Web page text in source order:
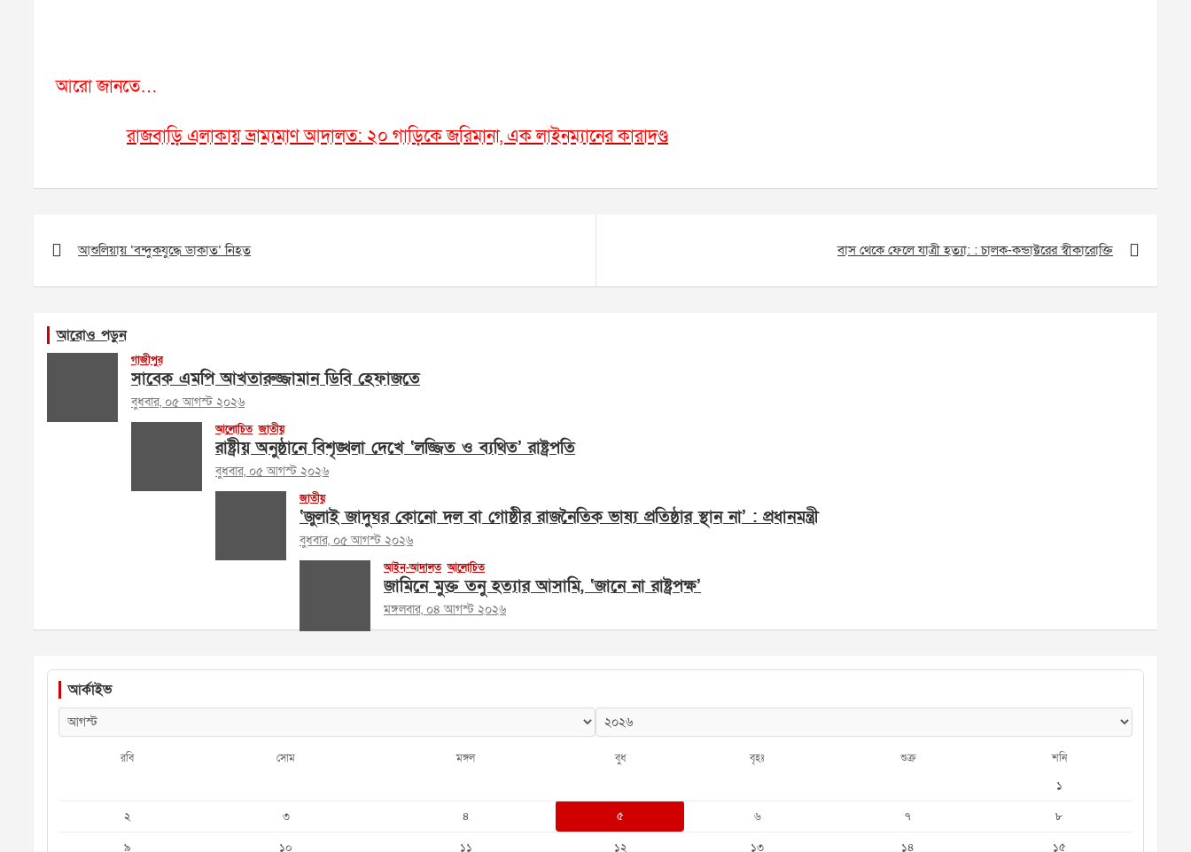
আরো জানতে…
রাজবাড়ি এলাকায় ভ্রাম্যমাণ আদালত: ২০ গাড়িকে জরিমানা, এক লাইনম্যানের কারাদণ্ড
navigation
আশুলিয়ায় ‘বন্দুকযুদ্ধে ডাকাত’ নিহত বাস থেকে ফেলে যাত্রী হত্যা: : চালক-কন্ডাক্টরের স্বীকারোক্তি
আরোও পড়ুন
গাজীপুর
সাবেক এমপি আখতারুজ্জামান ডিবি হেফাজতে
বুধবার, ০৫ আগস্ট ২০২৬
আলোচিত জাতীয়
রাষ্ট্রীয় অনুষ্ঠানে বিশৃঙ্খলা দেখে ‘লজ্জিত ও ব্যথিত’ রাষ্ট্রপতি
বুধবার, ০৫ আগস্ট ২০২৬
জাতীয়
‘জুলাই জাদুঘর কোনো দল বা গোষ্ঠীর রাজনৈতিক ভাষ্য প্রতিষ্ঠার স্থান না’ : প্রধানমন্ত্রী
বুধবার, ০৫ আগস্ট ২০২৬
আইন-আদালত আলোচিত
জামিনে মুক্ত তনু হত্যার আসামি, ‘জানে না রাষ্ট্রপক্ষ’
মঙ্গলবার, ০৪ আগস্ট ২০২৬
আর্কাইভ
রবি সোম মঙ্গল বুধ বৃহঃ শুক্র শনি
১
২
৩ ৪ ৫ ৬ ৭
৮
৯
১০ ১১ ১২ ১৩ ১৪ ১৫